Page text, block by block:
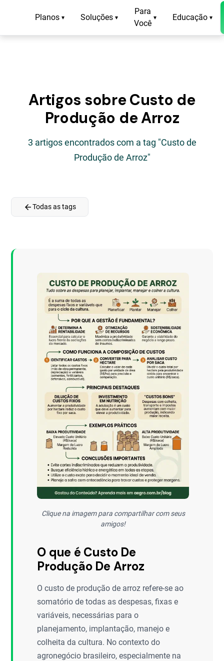
Planos ▾ Soluções ▾
Para
Você
▾ Educação ▾
Artigos sobre Custo de
Produção de Arroz
3 artigos encontrados com a tag "Custo de
Produção de Arroz"
arrow_backTodas as tags
Clique na imagem para compartilhar com seus
amigos!
O que é Custo De
Produção De Arroz
O custo de produção de arroz refere-se ao
somatório de todas as despesas, fixas e
variáveis, necessárias para o
planejamento, implantação, manejo e
colheita da cultura. No contexto do
agronegócio brasileiro, especialmente na